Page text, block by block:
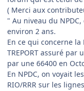
( Merci aux
" Au niveau du
environ 2 ans.
En ce qui concerne la
TREPORT assuré par
par une 66400 en
En NPDC, on voyait
RIO/RRR sur les